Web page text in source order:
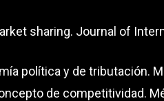
sharing. Journal of
política y de tributación.
de competitividad.